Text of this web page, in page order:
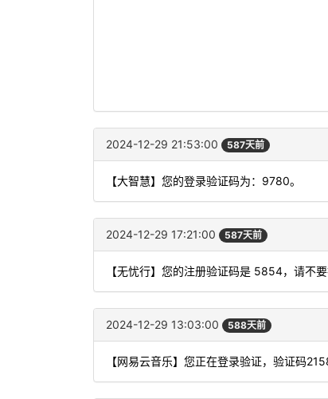
2024-12-29 21:53:00 587天前
【大智慧】您的登录验证码为：9780。
2024-12-29 17:21:00 587天前
【无忧行】您的注册验证码是 5854，请不
2024-12-29 13:03:00 588天前
【网易云音乐】您正在登录验证，验证码